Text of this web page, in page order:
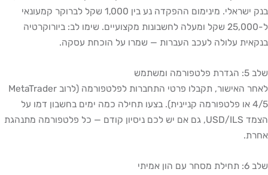
בנק ישראלי. מינימום ההפקדה נע בין 1,000 שקל לברוקר קמעונאי
ל-25,000 שקל ומעלה לחשבונות מקצועיים. שימו לב: ביורוקרטיה
בנקאית עלולה לעכב העברות — שמרו על הוכחת עסקה.
שלב 5: הגדרת פלטפורמה ומשתמש
לאחר האישור, תקבלו פרטי התחברות לפלטפורמה (לרוב MetaTrader
4/5 או פלטפורמה קניינית). בצעו תחילה כמה ימים בחשבון דמו על
הצמד USD/ILS, גם אם יש לכם ניסיון קודם — כל פלטפורמה מתנהגת
אחרת.
שלב 6: תחילת מסחר עם הון אמיתי